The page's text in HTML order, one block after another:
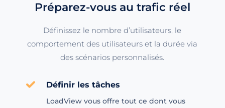
Préparez-vous au trafic réel
Définissez le nombre d’utilisateurs, le
comportement des utilisateurs et la durée via
des scénarios personnalisés.
Définir les tâches
LoadView vous offre tout ce dont vous